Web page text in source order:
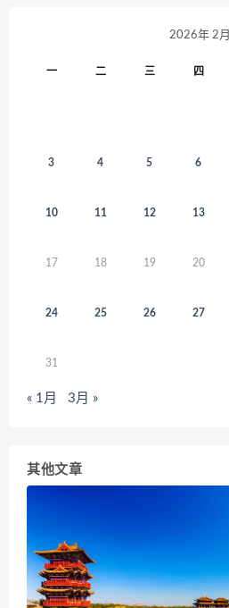
2026年 2月
一 二 三 四
3 4 5 6
10 11 12 13
17 18 19 20
24 25 26 27
31
« 1月 3月 »
其他文章